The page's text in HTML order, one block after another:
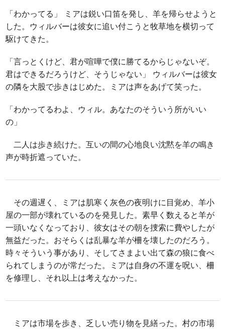
「わかってる」 ミアは鋭い口笛を発し、羊を帰らせようと
した。ウィルバーは彼女に追い付こうと牧草地を横切って
駆けてきた。
「言っとくけど、君が喧嘩で僕に勝てるからじゃないぞ。
君はできるだろうけど、そうじゃない」 ウィルバーは彼女
の隣を大股で歩きはじめた。ミアは声をあげて笑った。
「わかってるわよ、ウィル。あなたのそういう所がいい
の」
二人は歩き続けた。互いの間の心地良い沈黙を羊の鳴き
声が時折遮っていた。
その週遅く、ミアは肌寒く灰色の夜明けに目覚め、羊小
屋の一部が壊れているのを発見した。素早く数えると羊が
一頭いなくなっており、彼女はその朝を捜索に費やしたが
無益だった。おそらくは乱暴な羊が柵を壊したのだろう。
時々そういう事があり、そしてさまよい出て森の狼に食べ
られてしまうのが常だった。ミアは自身の不運を呪い、柵
を修理し、それ以上は考えなかった。
ミアは市場を歩き、乏しい売り物を見繕った。村の市場